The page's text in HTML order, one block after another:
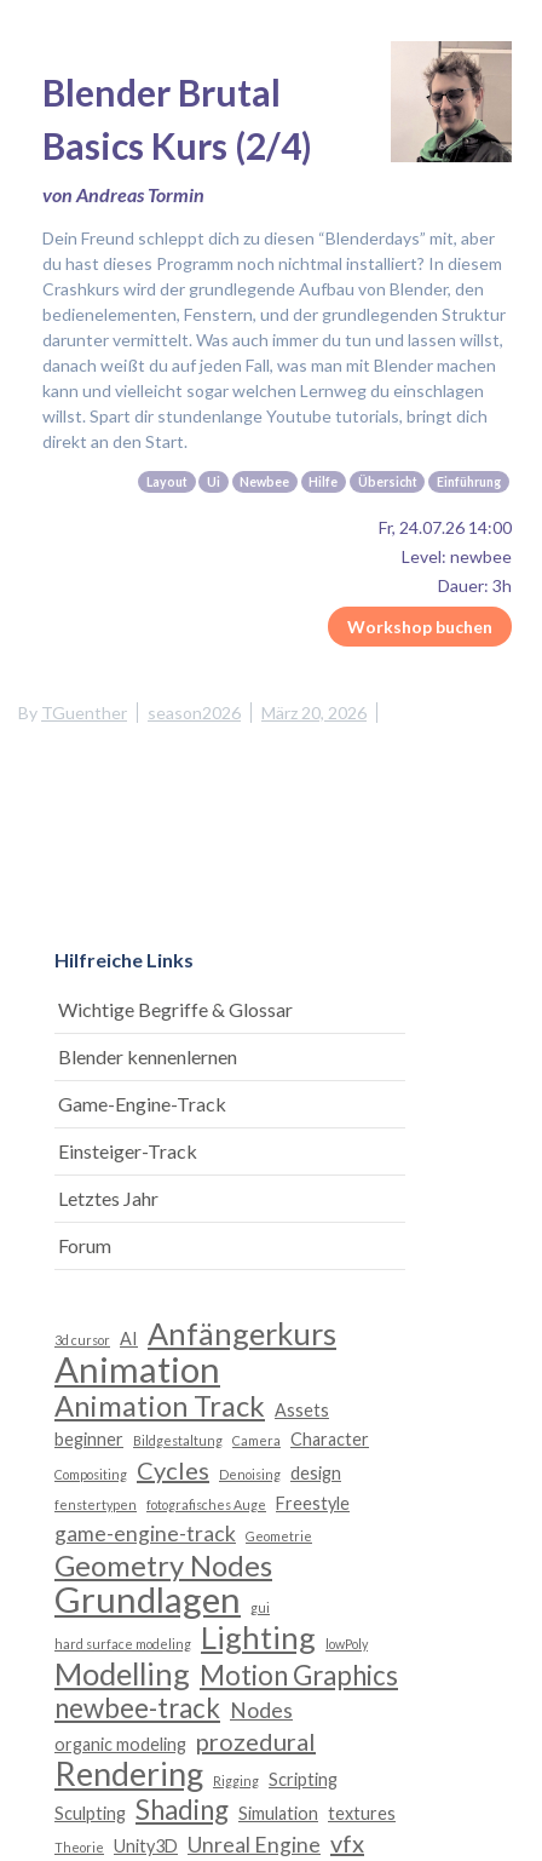
Blender Brutal
Basics Kurs (2/4)
von Andreas Tormin
Dein Freund schleppt dich zu diesen “Blenderdays” mit, aber
du hast dieses Programm noch nichtmal installiert? In diesem
Crashkurs wird der grundlegende Aufbau von Blender, den
bedienelementen, Fenstern, und der grundlegenden Struktur
darunter vermittelt. Was auch immer du tun und lassen willst,
danach weißt du auf jeden Fall, was man mit Blender machen
kann und vielleicht sogar welchen Lernweg du einschlagen
willst. Spart dir stundenlange Youtube tutorials, bringt dich
direkt an den Start.
Layout Ui Newbee Hilfe Übersicht Einführung
Fr, 24.07.26 14:00
Level: newbee
Dauer: 3h
Workshop buchen
By TGuenther season2026 März 20, 2026
Hilfreiche Links
Wichtige Begriffe & Glossar
Blender kennenlernen
Game-Engine-Track
Einsteiger-Track
Letztes Jahr
Forum
3d cursor AI Anfängerkurs
Animation
Animation Track Assets
beginner
Bildgestaltung Camera Character
Compositing Cycles Denoising design
fenstertypen fotografisches Auge Freestyle
game-engine-track Geometrie
Geometry Nodes
Grundlagen gui
hard surface modeling Lighting lowPoly
Modelling Motion Graphics
newbee-track Nodes
organic modeling prozedural
Rendering Rigging
Scripting
Sculpting Shading Simulation textures
Theorie Unity3D Unreal Engine vfx